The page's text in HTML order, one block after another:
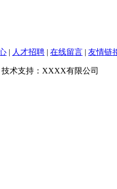
| 人才招聘 | 在线留言 | 友情链
技术支持：XXXX有限公司